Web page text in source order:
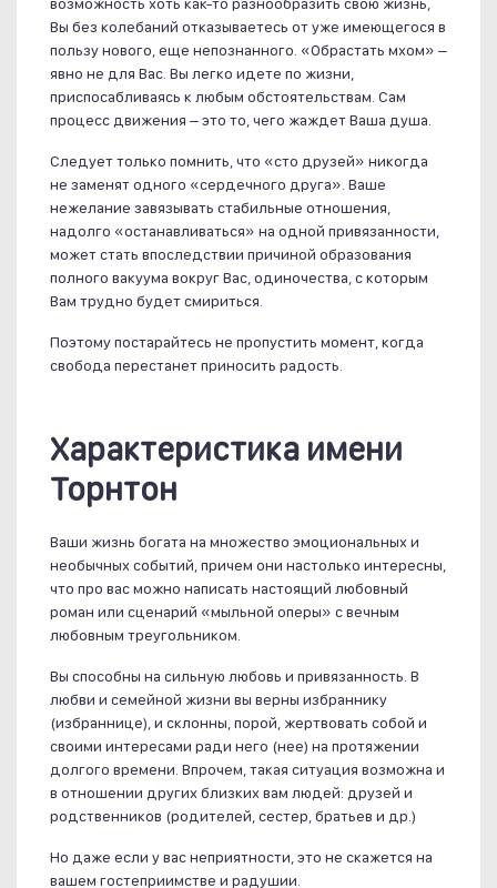
Вы без колебаний отказываетесь от уже имеющегося в
пользу нового, еще непознанного. «Обрастать мхом» –
явно не для Вас. Вы легко идете по жизни,
приспосабливаясь к любым обстоятельствам. Сам
процесс движения – это то, чего жаждет Ваша душа.
Следует только помнить, что «сто друзей» никогда
не заменят одного «сердечного друга». Ваше
нежелание завязывать стабильные отношения,
надолго «останавливаться» на одной привязанности,
может стать впоследствии причиной образования
полного вакуума вокруг Вас, одиночества, с которым
Вам трудно будет смириться.
Поэтому постарайтесь не пропустить момент, когда
свобода перестанет приносить радость.
Характеристика имени
Торнтон
Ваши жизнь богата на множество эмоциональных и
необычных событий, причем они настолько интересны,
что про вас можно написать настоящий любовный
роман или сценарий «мыльной оперы» с вечным
любовным треугольником.
Вы способны на сильную любовь и привязанность. В
любви и семейной жизни вы верны избраннику
(избраннице), и склонны, порой, жертвовать собой и
своими интересами ради него (нее) на протяжении
долгого времени. Впрочем, такая ситуация возможна и
в отношении других близких вам людей: друзей и
родственников (родителей, сестер, братьев и др.)
Но даже если у вас неприятности, это не скажется на
вашем гостеприимстве и радушии.